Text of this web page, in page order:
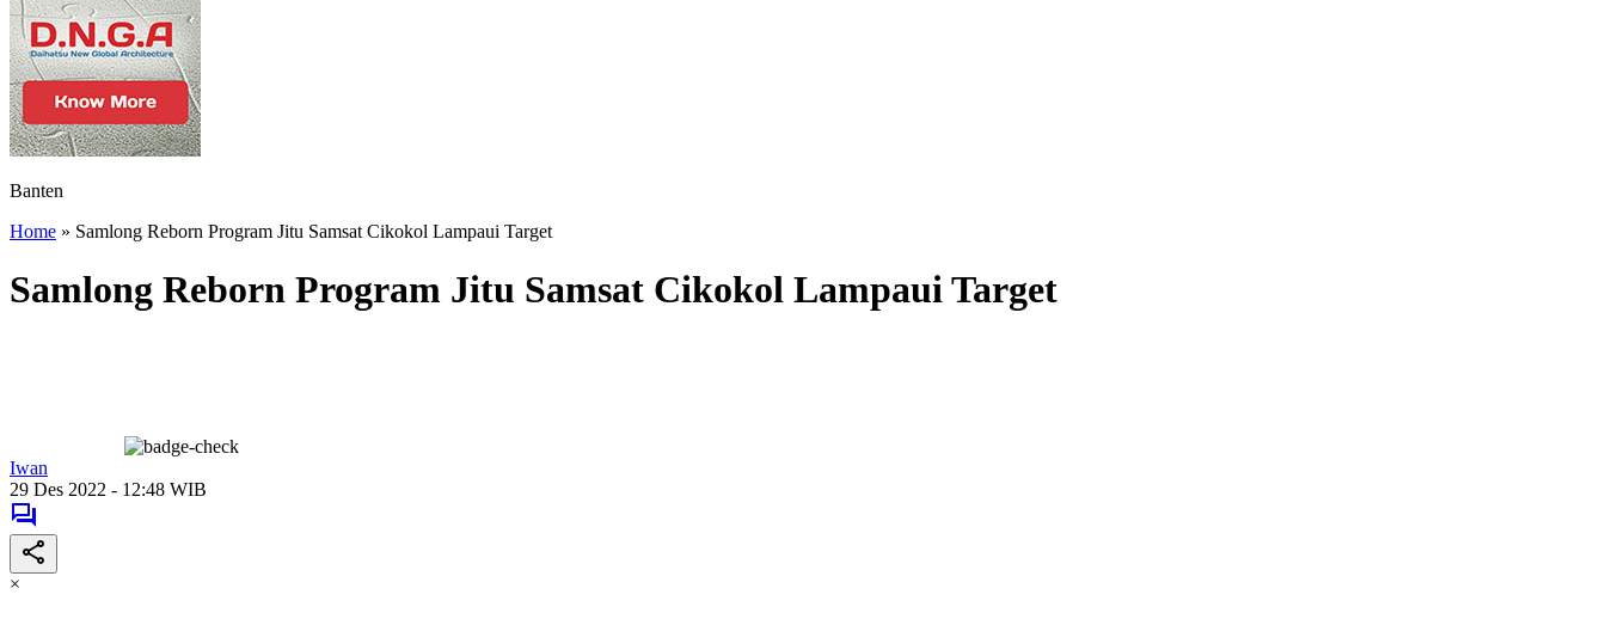
Banten
Home » Samlong Reborn Program Jitu Samsat Cikokol Lampaui Target
Samlong Reborn Program Jitu Samsat Cikokol Lampaui Target
Iwan
29 Des 2022 - 12:48 WIB
×